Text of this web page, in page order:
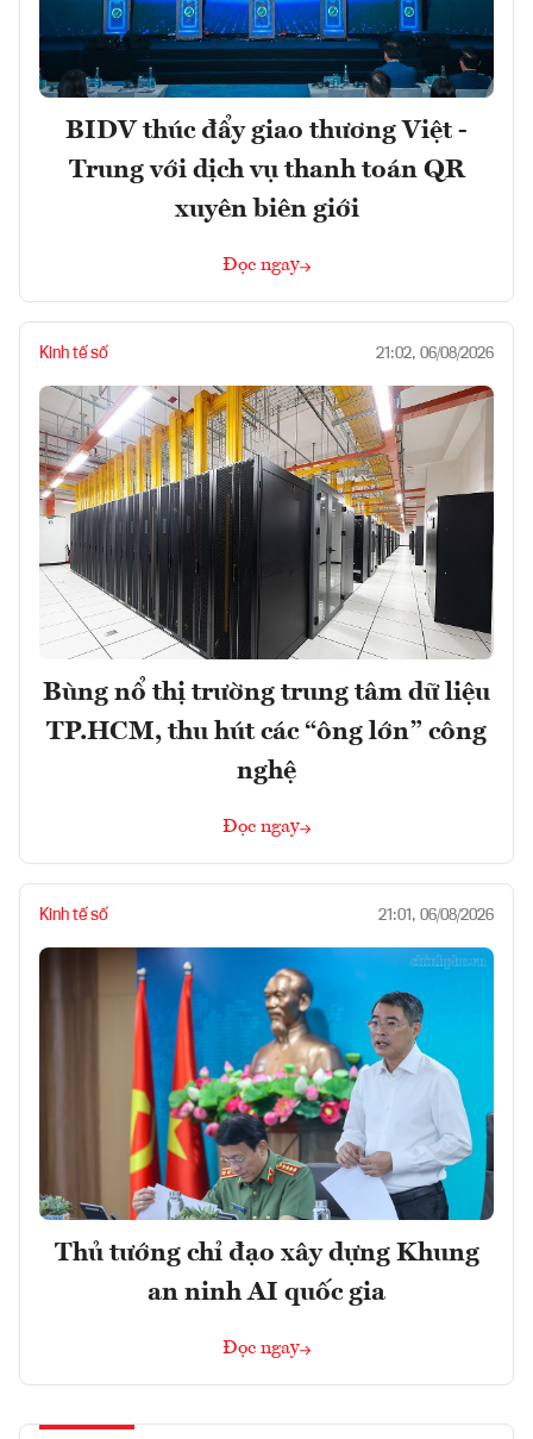
BIDV thúc đẩy giao thương Việt -
Trung với dịch vụ thanh toán QR
xuyên biên giới
Đọc ngay
Kinh tế số 21:02, 06/08/2026
Bùng nổ thị trường trung tâm dữ liệu
TP.HCM, thu hút các “ông lớn” công
nghệ
Đọc ngay
Kinh tế số 21:01, 06/08/2026
Thủ tướng chỉ đạo xây dựng Khung
an ninh AI quốc gia
Đọc ngay